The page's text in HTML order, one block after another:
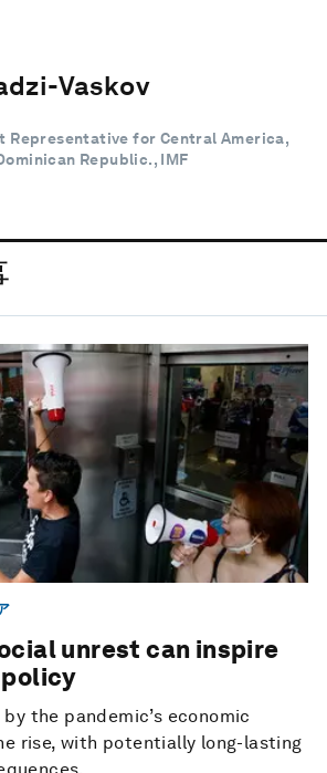
Vaskov
Representative for Central America,
Republic., IMF
unrest can inspire
policy
the pandemic’s economic
rise, with potentially long-lasting